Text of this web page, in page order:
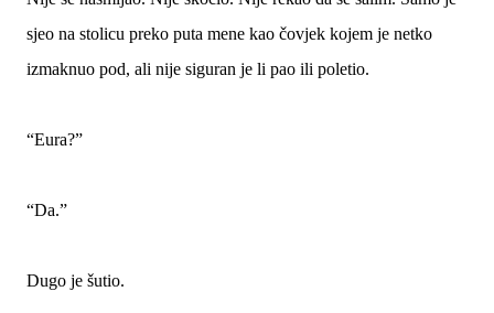
sjeo na stolicu preko puta mene kao čovjek kojem je netko
izmaknuo pod, ali nije siguran je li pao ili poletio.
“Eura?”
“Da.”
Dugo je šutio.